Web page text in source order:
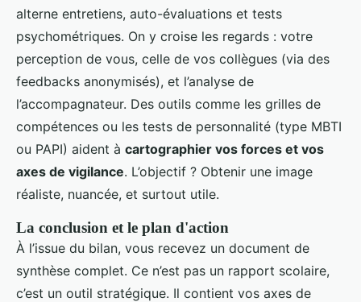
alterne entretiens, auto-évaluations et tests
psychométriques. On y croise les regards : votre
perception de vous, celle de vos collègues (via des
feedbacks anonymisés), et l’analyse de
l’accompagnateur. Des outils comme les grilles de
compétences ou les tests de personnalité (type MBTI
ou PAPI) aident à cartographier vos forces et vos
axes de vigilance. L’objectif ? Obtenir une image
réaliste, nuancée, et surtout utile.
La conclusion et le plan d'action
À l’issue du bilan, vous recevez un document de
synthèse complet. Ce n’est pas un rapport scolaire,
c’est un outil stratégique. Il contient vos axes de